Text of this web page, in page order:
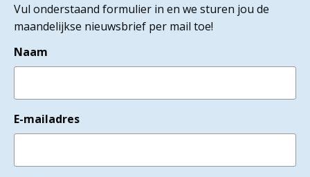
Vul onderstaand formulier in en we sturen jou de
maandelijkse nieuwsbrief per mail toe!
Naam
E-mailadres